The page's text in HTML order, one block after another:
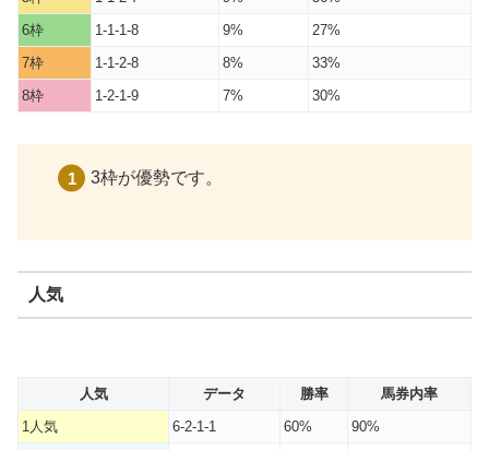
6枠
1-1-1-8 9%
27%
7枠
1-1-2-8 8%
33%
8枠
1-2-1-9 7% 30%
3枠が優勢です。
人気
人気 データ 勝率
馬券内率
1人気
6-2-1-1 60%
90%